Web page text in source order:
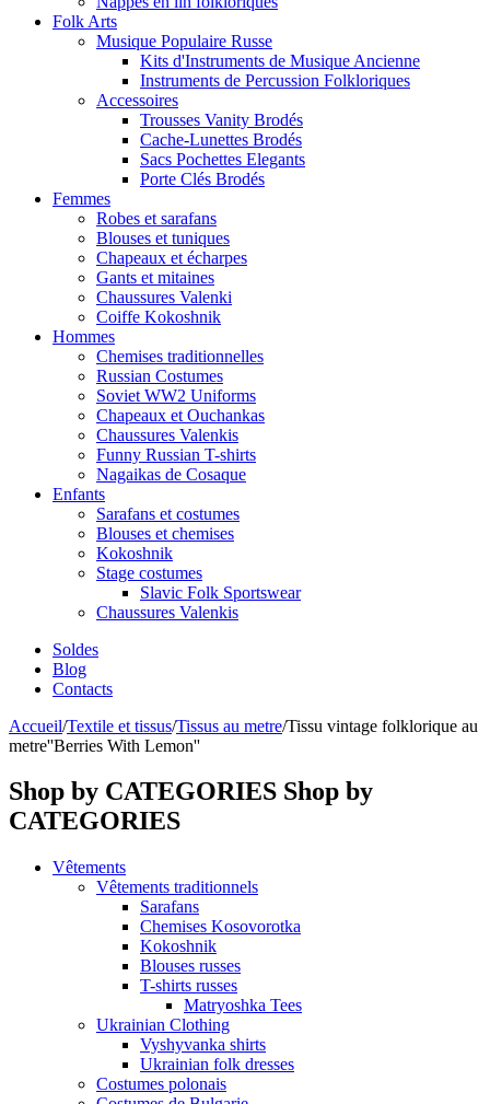
Folk Arts
Musique Populaire Russe
Kits d'Instruments de Musique Ancienne
Instruments de Percussion Folkloriques
Accessoires
Trousses Vanity Brodés
Cache-Lunettes Brodés
Sacs Pochettes Elegants
Porte Clés Brodés
Femmes
Robes et sarafans
Blouses et tuniques
Chapeaux et écharpes
Gants et mitaines
Chaussures Valenki
Coiffe Kokoshnik
Hommes
Chemises traditionnelles
Russian Costumes
Soviet WW2 Uniforms
Chapeaux et Ouchankas
Chaussures Valenkis
Funny Russian T-shirts
Nagaikas de Cosaque
Enfants
Sarafans et costumes
Blouses et chemises
Kokoshnik
Stage costumes
Slavic Folk Sportswear
Chaussures Valenkis
Soldes
Blog
Contacts
Accueil/Textile et tissus/Tissus au metre/Tissu vintage folklorique au
metre''Berries With Lemon''
Shop by CATEGORIES Shop by
CATEGORIES
Vêtements
Vêtements traditionnels
Sarafans
Chemises Kosovorotka
Kokoshnik
Blouses russes
T-shirts russes
Matryoshka Tees
Ukrainian Clothing
Vyshyvanka shirts
Ukrainian folk dresses
Costumes polonais